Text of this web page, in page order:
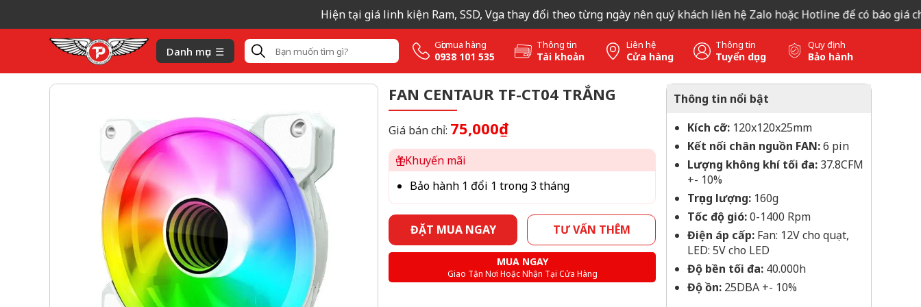
Hiện tại giá linh kiện Ram, SSD, Vga thay đổi theo từng ngày nên quý khách liên hệ Zalo hoặc Hotline để có báo giá chính
Danh mục Gọi mua hàng
0938 101 535
Thông tin
Tài khoản
Liên hệ
Cửa hàng
Thông tin
Tuyển dụng
Quy định
Bảo hành
FAN CENTAUR TF-CT04 TRẮNG
Giá bán chỉ: 75,000₫
Khuyến mãi
Bảo hành 1 đổi 1 trong 3 tháng
ĐẶT MUA NGAY TƯ VẤN THÊM
MUA NGAY
Giao Tận Nơi Hoặc Nhận Tại Cửa Hàng
Thông tin nổi bật
Kích cỡ: 120x120x25mm
Kết nối chân nguồn FAN:6 pin
Lượng không khí tối đa: 37.8CFM
+- 10%
Trọng lượng: 160g
Tốc độ gió:0-1400 Rpm
Điện áp cấp: Fan: 12V cho quạt,
LED: 5V cho LED
Độ bền tối đa: 40.000h
Độ ồn: 25DBA +- 10%